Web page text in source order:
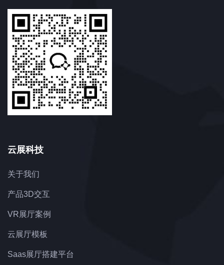
云展科技
关于我们
产品3D交互
VR展厅案例
云展厅模板
Saas展厅搭建平台